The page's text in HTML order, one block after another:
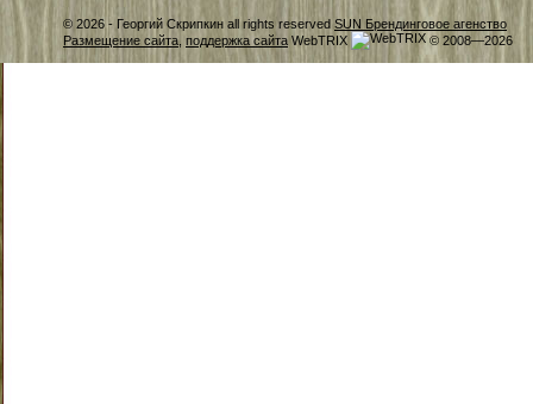
© 2026 - Георгий Скрипкин all rights reserved SUN Брендинговое агенство
Размещение сайта, поддержка сайта WebTRIX © 2008—2026